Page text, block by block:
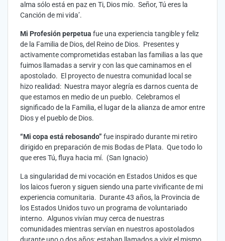
alma sólo está en paz en Ti, Dios mío. Señor, Tú eres la
Canción de mi vida’.
Mi Profesión perpetua fue una experiencia tangible y feliz
de la Familia de Dios, del Reino de Dios. Presentes y
activamente comprometidas estaban las familias a las que
fuimos llamadas a servir y con las que caminamos en el
apostolado. El proyecto de nuestra comunidad local se
hizo realidad: Nuestra mayor alegría es darnos cuenta de
que estamos en medio de un pueblo. Celebramos el
significado de la Familia, el lugar de la alianza de amor entre
Dios y el pueblo de Dios.
“Mi copa está rebosando” fue inspirado durante mi retiro
dirigido en preparación de mis Bodas de Plata. Que todo lo
que eres Tú, fluya hacia mí. (San Ignacio)
La singularidad de mi vocación en Estados Unidos es que
los laicos fueron y siguen siendo una parte vivificante de mi
experiencia comunitaria. Durante 43 años, la Provincia de
los Estados Unidos tuvo un programa de voluntariado
interno. Algunos vivían muy cerca de nuestras
comunidades mientras servían en nuestros apostolados